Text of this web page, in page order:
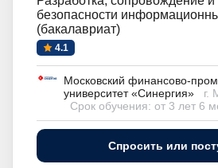
безопасности
(бакалавриат)
4.1
Московский финансово-
университет «Синергия»
г.
Срок обучения: от 3 лет 6
Спросить или